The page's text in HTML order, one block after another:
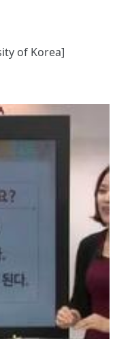
of Korea]